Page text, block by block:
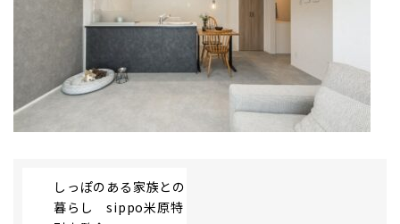
しっぽのある家族との
暮らし sippo米原特